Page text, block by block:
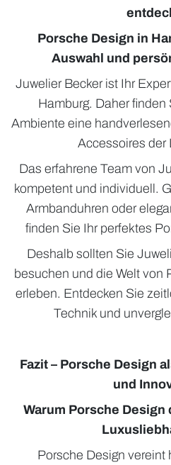
Porsche Design in
Auswahl und
Juwelier Becker ist Ihr
Hamburg. Daher
Ambiente eine
Accessoires der
Das erfahrene Team von
kompetent und individuell.
Armbanduhren oder
finden Sie Ihr perfektes
Deshalb sollten Sie
besuchen und die Welt von
erleben. Entdecken Sie
Technik und
Fazit – Porsche Design
und
Warum Porsche Design
Porsche Design